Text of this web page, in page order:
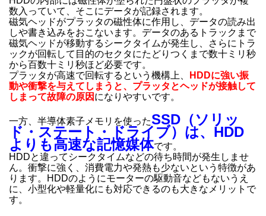
数入っていて、そこにデータが記録されます。
磁気ヘッドがプラッタの磁性体に作用し、データの読み出
しや書き込みをおこないます。データのあるトラックまで
磁気ヘッドが移動するシークタイムが発生し、さらにトラ
ックが回転して目的のセクタにたどりつくまで数十ミリ秒
から百数十ミリ秒ほど必要です。
プラッタが高速で回転するという機構上、
HDDに強い振
動や衝撃を与えてしまうと、プラッタとヘッドが接触して
しまって故障の原因 になりやすいです。
一方、半導体素子メモリを使ったSSD（ソリッ
ド・ステート・ドライブ）は、 HDD
よりも高速な記憶媒体です。
HDDと違ってシークタイムなどの待ち時間が発生しませ
ん。衝撃に強く、消費電力や発熱も少ないという特徴があ
ります。HDDのようにモーターの駆動音などもないうえ
に、小型化や軽量化にも対応できるのも大きなメリットで
す。